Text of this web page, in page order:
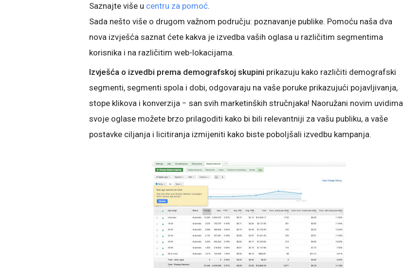
Saznajte više u centru za pomoć.
Sada nešto više o drugom važnom području: poznavanje publike. Pomoću naša dva
nova izvješća saznat ćete kakva je izvedba vaših oglasa u različitim segmentima
korisnika i na različitim web-lokacijama.
Izvješća o izvedbi prema demografskoj skupini prikazuju kako različiti demografski
segmenti, segmenti spola i dobi, odgovaraju na vaše poruke prikazujući pojavljivanja,
stope klikova i konverzija − san svih marketinških stručnjaka! Naoružani novim uvidima
svoje oglase možete brzo prilagoditi kako bi bili relevantniji za vašu publiku, a vaše
postavke ciljanja i licitiranja izmijeniti kako biste poboljšali izvedbu kampanja.